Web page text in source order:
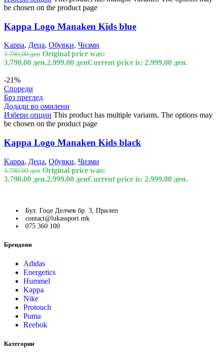
be chosen on the product page
Kappa Logo Manaken Kids blue
Kappa, Деца, Обувки, Чизми
3.790,00ден Original price was:
3.790,00 ден.2.999,00 денCurrent price is: 2.999,00 ден.
-21%
Спореди
Брз преглед
Додади во омилени
Избери опции This product has multiple variants. The options may
be chosen on the product page
Kappa Logo Manaken Kids black
Kappa, Деца, Обувки, Чизми
3.790,00ден Original price was:
3.790,00 ден.2.999,00 денCurrent price is: 2.999,00 ден.
Бул. Гоце Делчев бр. 3, Прилеп
contact@lukassport.mk
075 360 100
Брендови
Adidas
Energetics
Hummel
Kappa
Nike
Protouch
Puma
Reebok
Категории